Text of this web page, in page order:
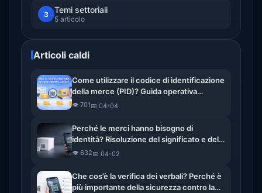
3 Temi settoriali
5 articolo
Articoli caldi
Come utilizzare il codice di identificazione
della merce (PID)? Guida operativa
completa
👁️ 701📅 04-04
Perché le merci hanno bisogno di
identità? Risoluzione del significato e del
valore dell’identità digitale dei beni
👁️ 632📅 04-02
Che cos’è la verifica dei verbali? Perché è
più importante della sicurezza contro la